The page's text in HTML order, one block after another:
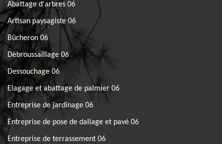
Abattage d'arbres 06
Artisan paysagiste 06
Bûcheron 06
Débroussaillage 06
Dessouchage 06
Elagage et abattage de palmier 06
Entreprise de jardinage 06
Entreprise de pose de dallage et pavé 06
Entreprise de terrassement 06